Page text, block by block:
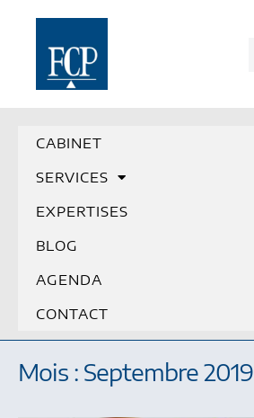
CABINET
SERVICES
EXPERTISES
BLOG
AGENDA
CONTACT
Mois : Septembre 2019